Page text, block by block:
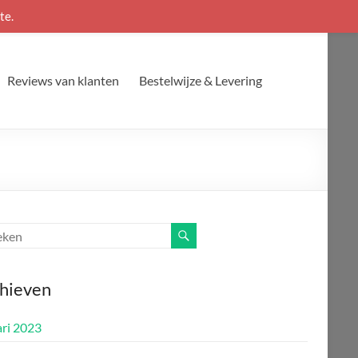
Reviews van klanten
Bestelwijze & Levering
2023